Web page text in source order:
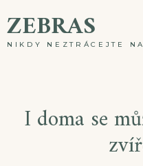
toZEBRAS
NIKDY NEZTRÁCEJTE
I doma se